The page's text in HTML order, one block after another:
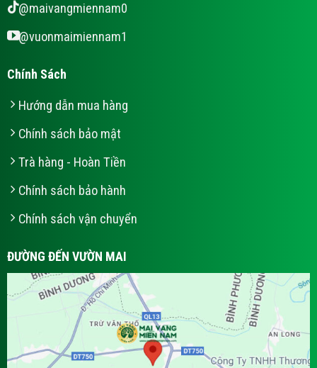
@maivangmiennam0
@vuonmaimiennam1
Chính Sách
Hướng dẫn mua hàng
Chính sách bảo mật
Trà hàng - Hoàn Tiền
Chính sách bảo hành
Chính sách vận chuyển
ĐƯỜNG ĐẾN VƯỜN MAI